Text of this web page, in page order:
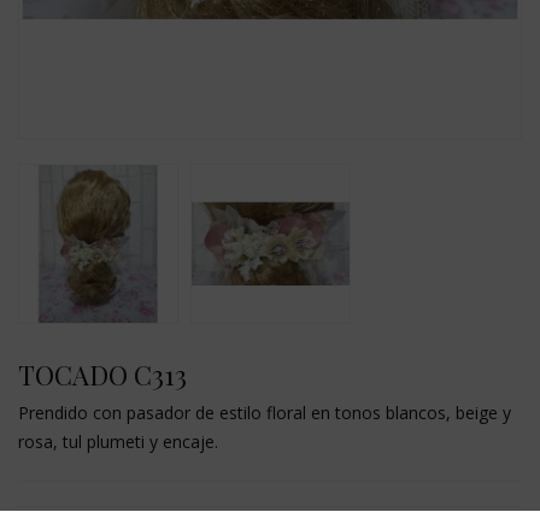
TOCADO C313
Prendido con pasador de estilo floral en tonos blancos, beige y
rosa, tul plumeti y encaje.